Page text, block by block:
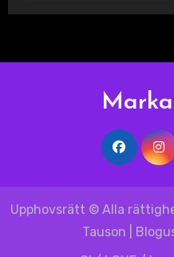
Upphovsrätt © Alla
Tauson